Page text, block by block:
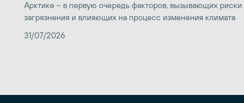
Арктике – в первую очередь факторов, вызывающих риски
загрязнения и влияющих на процесс изменения климата
31/07/2026